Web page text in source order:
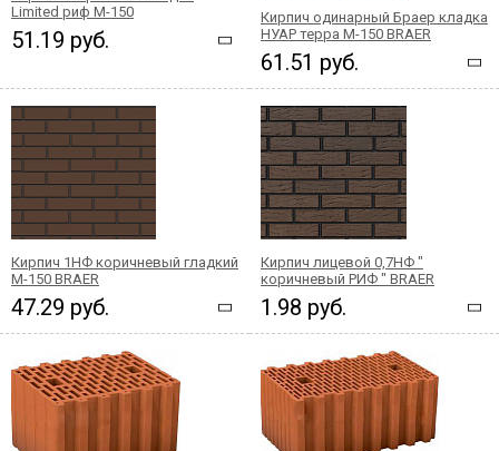
Limited риф М-150
51.19 руб.
Кирпич одинарный Браер кладка
НУАР терра М-150 BRAER
61.51 руб.
Кирпич 1НФ коричневый гладкий
М-150 BRAER
47.29 руб.
Кирпич лицевой 0,7НФ "
коричневый РИФ " BRAER
1.98 руб.